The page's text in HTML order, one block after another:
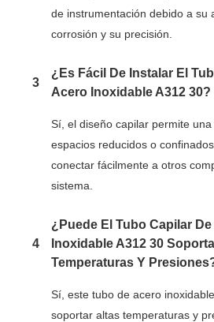
de instrumentación debido a su
corrosión y su precisión.
3
¿Es Fácil De Instalar El
Acero Inoxidable A312 30?
Sí, el diseño capilar permite
espacios reducidos o
conectar fácilmente a otros
sistema.
4
¿Puede El Tubo Capilar
Inoxidable A312 30
Temperaturas Y
Sí, este tubo de acero
soportar altas temperaturas y